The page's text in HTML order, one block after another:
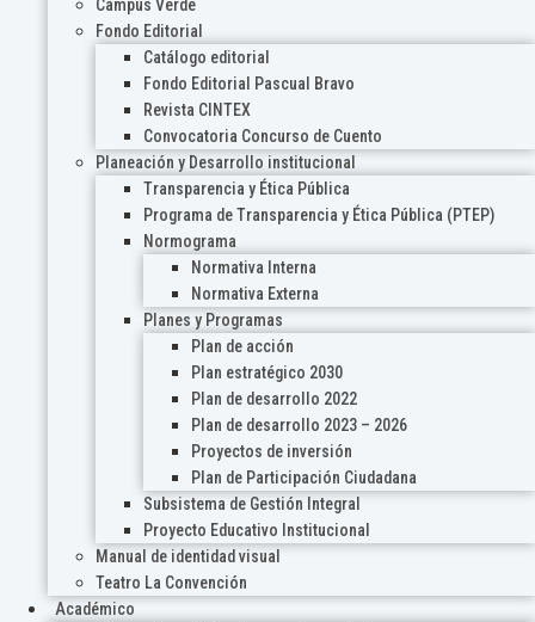
Campus Verde
Fondo Editorial
Catálogo editorial
Fondo Editorial Pascual Bravo
Revista CINTEX
Convocatoria Concurso de Cuento
Planeación y Desarrollo institucional
Transparencia y Ética Pública
Programa de Transparencia y Ética Pública (PTEP)
Normograma
Normativa Interna
Normativa Externa
Planes y Programas
Plan de acción
Plan estratégico 2030
Plan de desarrollo 2022
Plan de desarrollo 2023 – 2026
Proyectos de inversión
Plan de Participación Ciudadana
Subsistema de Gestión Integral
Proyecto Educativo Institucional
Manual de identidad visual
Teatro La Convención
Académico